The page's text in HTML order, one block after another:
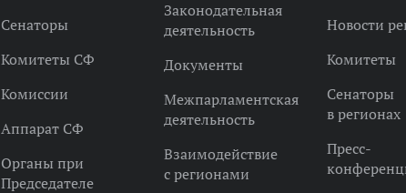
Сенаторы
Комитеты СФ
Комиссии
Аппарат СФ
Органы при
Председателе
Законодательная
деятельность
Документы
Межпарламентская
деятельность
Взаимодействие
с регионами
Новости
Комитеты
Сенаторы
в регионах
Пресс-